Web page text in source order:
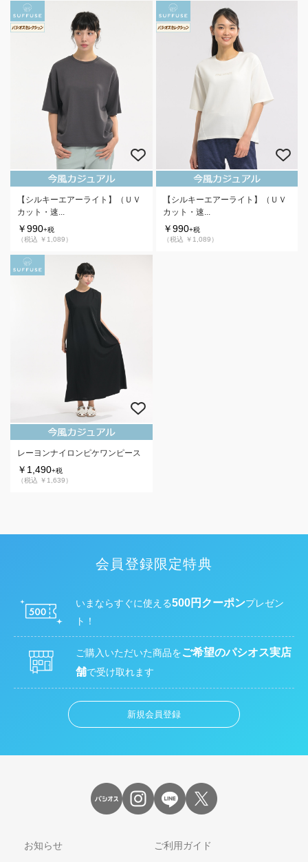
【シルキーエアーライト】（ＵＶ
カット・速...
￥990+税
（税込 ￥1,089）
【シルキーエアーライト】（ＵＶ
カット・速...
￥990+税
（税込 ￥1,089）
レーヨンナイロンピケワンピース
￥1,490+税
（税込 ￥1,639）
会員登録限定特典
いまならすぐに使える500円クーポンプレゼン
ト！
ご購入いただいた商品をご希望のパシオス実店
舗で受け取れます
新規会員登録
お知らせ
ご利用ガイド